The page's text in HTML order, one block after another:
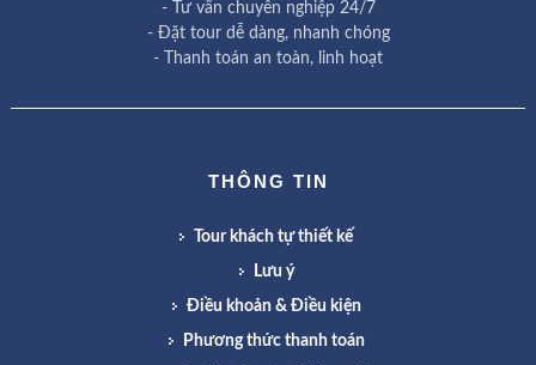
- Tư vấn chuyên nghiệp 24/7
- Đặt tour dễ dàng, nhanh chóng
- Thanh toán an toàn, linh hoạt
THÔNG TIN
Tour khách tự thiết kế
Lưu ý
Điều khoản & Điều kiện
Phương thức thanh toán